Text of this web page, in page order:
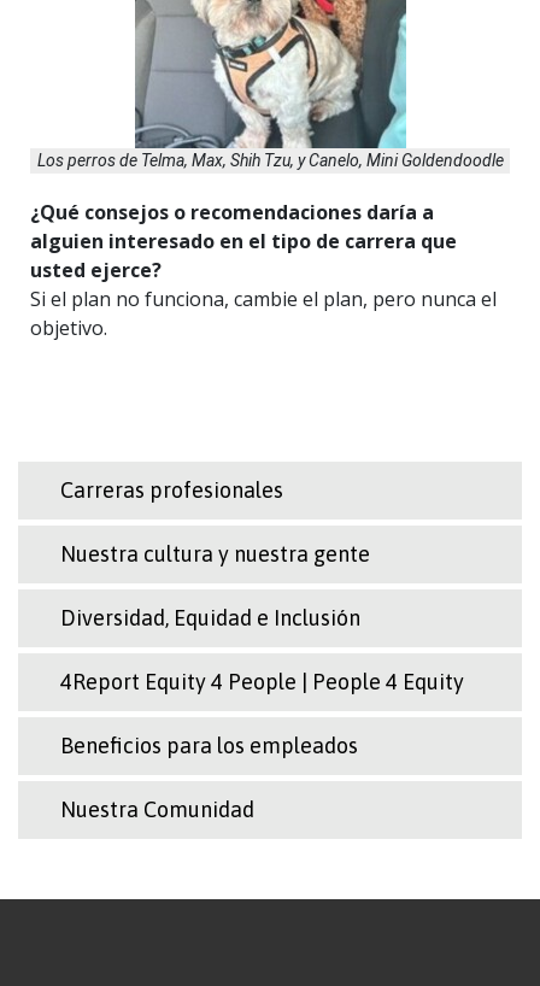
Los perros de Telma, Max, Shih Tzu, y Canelo, Mini Goldendoodle
¿Qué consejos o recomendaciones daría a
alguien interesado en el tipo de carrera que
usted ejerce?
Si el plan no funciona, cambie el plan, pero nunca el
objetivo.
Carreras profesionales
Nuestra cultura y nuestra gente
Diversidad, Equidad e Inclusión
4Report Equity 4 People | People 4 Equity
Beneficios para los empleados
Nuestra Comunidad